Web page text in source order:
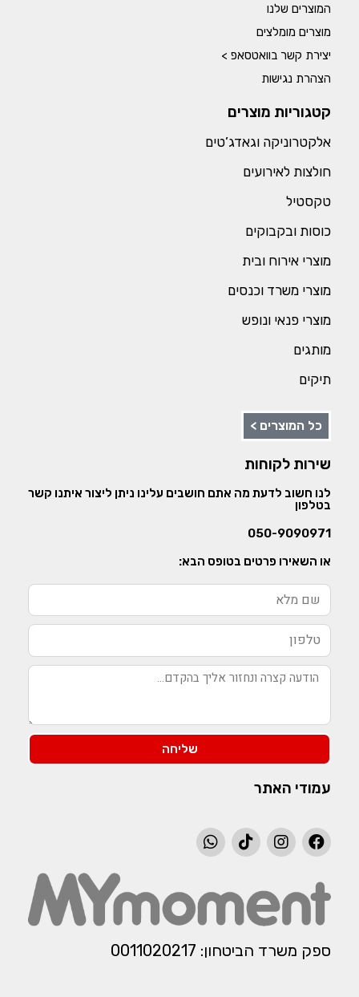
המוצרים שלנו
מוצרים מומלצים
יצירת קשר בוואטסאפ >
הצהרת נגישות
קטגוריות מוצרים
אלקטרוניקה וגאדג’טים
חולצות לאירועים
טקסטיל
כוסות ובקבוקים
מוצרי אירוח ובית
מוצרי משרד וכנסים
מוצרי פנאי ונופש
מותגים
תיקים
כל המוצרים >
שירות לקוחות
לנו חשוב לדעת מה אתם חושבים עלינו ניתן ליצור איתנו קשר
בטלפון
050-9090971
או השאירו פרטים בטופס הבא:
שליחה
עמודי האתר
ספק משרד הביטחון: 0011020217​​